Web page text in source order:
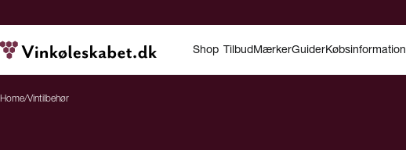
Shop TilbudMærkerGuiderKøbsinformation
Home/Vintilbehør